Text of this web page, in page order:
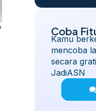
Coba
Kamu
mencoba
secara
JadiASN